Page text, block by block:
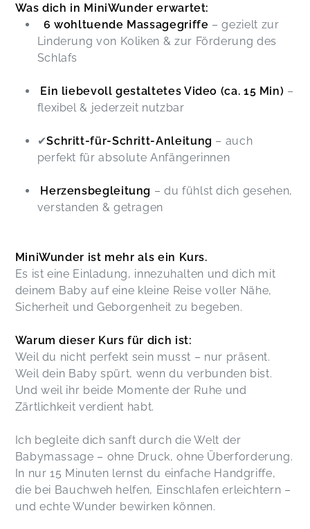
Was dich in MiniWunder erwartet:
6 wohltuende Massagegriffe – gezielt zur
Linderung von Koliken & zur Förderung des
Schlafs
Ein liebevoll gestaltetes Video (ca. 15 Min) –
flexibel & jederzeit nutzbar
✔Schritt-für-Schritt-Anleitung – auch
perfekt für absolute Anfängerinnen
Herzensbegleitung – du fühlst dich gesehen,
verstanden & getragen
MiniWunder ist mehr als ein Kurs.
Es ist eine Einladung, innezuhalten und dich mit
deinem Baby auf eine kleine Reise voller Nähe,
Sicherheit und Geborgenheit zu begeben.
Warum dieser Kurs für dich ist:
Weil du nicht perfekt sein musst – nur präsent.
Weil dein Baby spürt, wenn du verbunden bist.
Und weil ihr beide Momente der Ruhe und
Zärtlichkeit verdient habt.
Ich begleite dich sanft durch die Welt der
Babymassage – ohne Druck, ohne Überforderung.
In nur 15 Minuten lernst du einfache Handgriffe,
die bei Bauchweh helfen, Einschlafen erleichtern –
und echte Wunder bewirken können.